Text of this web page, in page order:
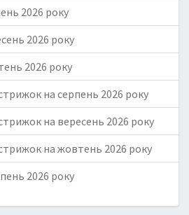
2026 року
2026 року
2026 року
на серпень 2026 року
на вересень 2026 року
на жовтень 2026 року
2026 року